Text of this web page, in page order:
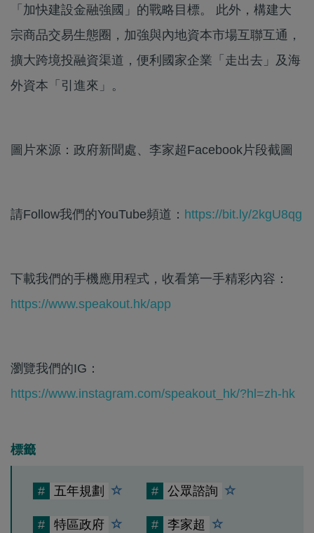
「加快建設金融強國」的戰略目標。 此外，構建大
宗商品交易生態圈，加強與內地資本市場互聯互通，
擴大跨境投融資渠道，便利國家企業「走出去」及海
外資本「引進來」。
圖片來源：政府新聞處、李家超Facebook片段截圖
請Follow我們的YouTube頻道： https://bit.ly/2kgU8qg
下載我們的手機應用程式，收看第一手精彩內容：
https://www.speakout.hk/app
瀏覽我們的IG：
https://www.instagram.com/speakout_hk/?hl=zh-hk
標籤
# 五年規劃 # 公眾諮詢
# 特區政府 # 李家超